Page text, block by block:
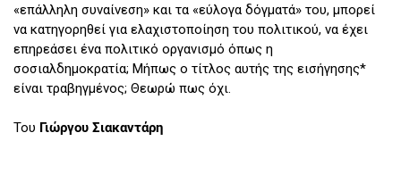
«επάλληλη συναίνεση» και τα «εύλογα δόγματά» του, μπορεί
να κατηγορηθεί για ελαχιστοποίηση του πολιτικού, να έχει
επηρεάσει ένα πολιτικό οργανισμό όπως η
σοσιαλδημοκρατία; Μήπως ο τίτλος αυτής της εισήγησης*
είναι τραβηγμένος; Θεωρώ πως όχι.
Του Γιώργου Σιακαντάρη